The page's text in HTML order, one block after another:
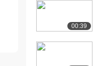
00:39